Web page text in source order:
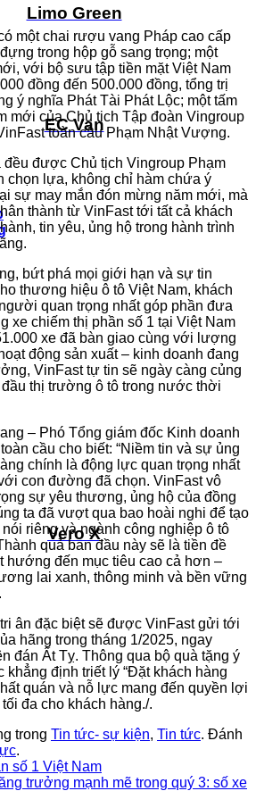
Limo Green
EC Van
Vero X
một chai rượu vang Pháp cao cấp
trong hộp gỗ sang trọng; một
với bộ sưu tập tiền mặt Việt Nam
đồng đến 500.000 đồng, tổng trị
ý nghĩa Phát Tài Phát Lộc; một tấm
mới của Chủ tịch Tập đoàn Vingroup
toàn cầu Phạm Nhật Vượng.
đều được Chủ tịch Vingroup Phạm
chọn lựa, không chỉ hàm chứa ý
sự may mắn đón mừng năm mới, mà
thành từ VinFast tới tất cả khách
tin yêu, ủng hộ trong hành trình
bứt phá mọi giới hạn và sự tin
thương hiệu ô tô Việt Nam, khách
quan trọng nhất góp phần đưa
xe chiếm thị phần số 1 tại Việt Nam
xe đã bàn giao cùng với lượng
động sản xuất – kinh doanh đang
VinFast tự tin sẽ ngày càng củng
thị trường ô tô trong nước thời
– Phó Tổng giám đốc Kinh doanh
cầu cho biết: “Niềm tin và sự ủng
chính là động lực quan trọng nhất
con đường đã chọn. VinFast vô
sự yêu thương, ủng hộ của đồng
ta đã vượt qua bao hoài nghi để tạo
riêng và ngành công nghiệp ô tô
quả ban đầu này sẽ là tiền đề
hướng đến mục tiêu cao cả hơn –
lai xanh, thông minh và bền vững
ân đặc biệt sẽ được VinFast gửi tới
hãng trong tháng 1/2025, ngay
đán Ất Tỵ. Thông qua bộ quà tặng ý
khẳng định triết lý “Đặt khách hàng
quán và nỗ lực mang đến quyền lợi
đa cho khách hàng./.
trong Tin tức- sự kiện, Tin tức. Đánh
.
số 1 Việt Nam
trưởng mạnh mẽ trong quý 3: số xe